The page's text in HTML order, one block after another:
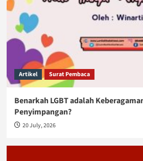
Artikel Surat Pembaca
Benarkah LGBT adalah
Penyimpangan?
20 July, 2026